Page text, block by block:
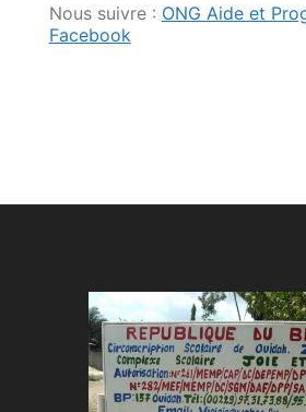
Nous suivre : ONG Aide et
Facebook